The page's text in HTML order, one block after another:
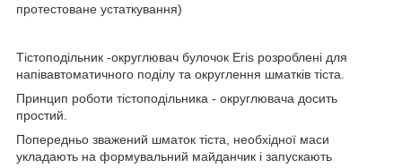
протестоване устаткування)
Тістоподільник -округлювач булочок Eris розроблені для
напівавтоматичного поділу та округлення шматків тіста.
Принцип роботи тістоподільника - округлювача досить
простий.
Попередньо зважений шматок тіста, необхідної маси
укладають на формувальний майданчик і запускають